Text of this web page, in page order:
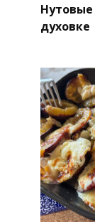
Нутовые
духовке